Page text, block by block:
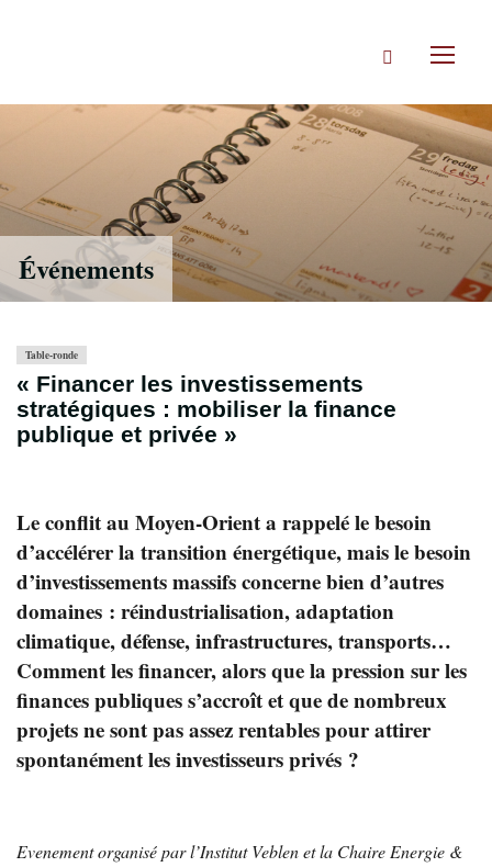
Rechercher
Événements
Table-ronde
« Financer les investissements
stratégiques : mobiliser la finance
publique et privée »
Le conflit au Moyen-Orient a rappelé le besoin
d’accélérer la transition énergétique, mais le besoin
d’investissements massifs concerne bien d’autres
domaines : réindustrialisation, adaptation
climatique, défense, infrastructures, transports…
Comment les financer, alors que la pression sur les
finances publiques s’accroît et que de nombreux
projets ne sont pas assez rentables pour attirer
spontanément les investisseurs privés ?
Evenement organisé par l’Institut Veblen et la Chaire Energie &